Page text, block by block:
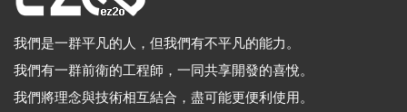
我們是一群平凡的人，但我們有不平凡的能力。
我們有一群前衛的工程師，一同共享開發的喜悅。
我們將理念與技術相互結合，盡可能更便利使用。